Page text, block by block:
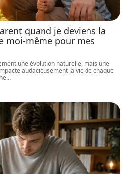
quand je deviens la
moi-même pour mes
une évolution naturelle, mais une
audacieusement la vie de chaque
…